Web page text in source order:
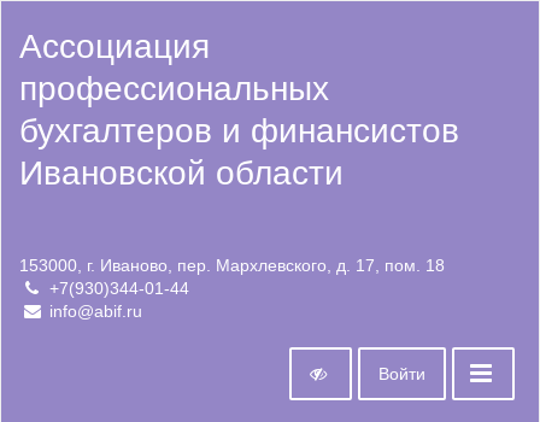
Ассоциация
профессиональных
бухгалтеров и финансистов
Ивановской области
153000, г. Иваново, пер. Мархлевского, д. 17, пом. 18
+7(930)344-01-44
info@abif.ru
Войти